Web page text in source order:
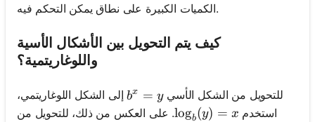
الكميات الكبيرة على نطاق يمكن التحكم فيه.
كيف يتم التحويل بين الأشكال الأسية
واللوغاريتمية؟
للتحويل من الشكل الأسيb^x = y
bx = y
إلى الشكل اللوغاريتمي،
استخدم\log_b(y) = x
logb(y) = x
. على العكس من ذلك، للتحويل من